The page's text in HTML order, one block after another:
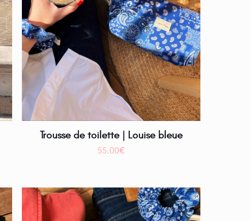
Trousse de toilette | Louise bleue
55.00€